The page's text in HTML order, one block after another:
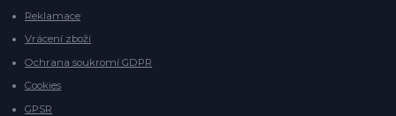
Reklamace
Vrácení zboží
Ochrana soukromí GDPR
Cookies
GPSR